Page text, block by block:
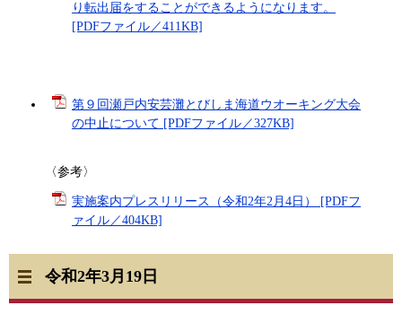
り転出届をすることができるようになります。
[PDFファイル／411KB]
第９回瀬戸内安芸灘とびしま海道ウオーキング大会
の中止について [PDFファイル／327KB]
〈参考〉
実施案内プレスリリース（令和2年2月4日） [PDFフ
ァイル／404KB]
令和2年3月19日